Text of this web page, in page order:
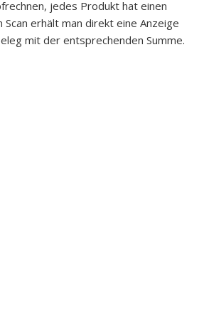
jedes Produkt hat einen
Scan erhält man direkt eine Anzeige
mit der entsprechenden Summe.